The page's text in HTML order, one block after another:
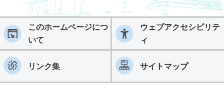
このホームページにつ
いて
ウェブアクセシビリテ
ィ
リンク集 サイトマップ